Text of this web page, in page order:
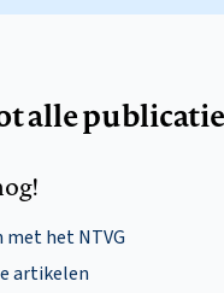
alle
met het NTVG
artikelen